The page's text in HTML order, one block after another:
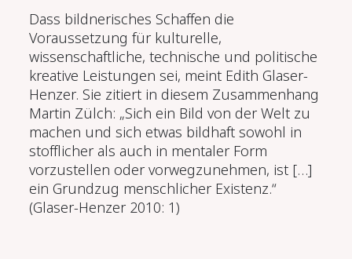
Dass bildnerisches Schaffen die
Voraussetzung für kulturelle,
wissenschaftliche, technische und politische
kreative Leistungen sei, meint Edith Glaser-
Henzer. Sie zitiert in diesem Zusammenhang
Martin Zülch: „Sich ein Bild von der Welt zu
machen und sich etwas bildhaft sowohl in
stofflicher als auch in mentaler Form
vorzustellen oder vorwegzunehmen, ist […]
ein Grundzug menschlicher Existenz.“
(Glaser-Henzer 2010: 1)